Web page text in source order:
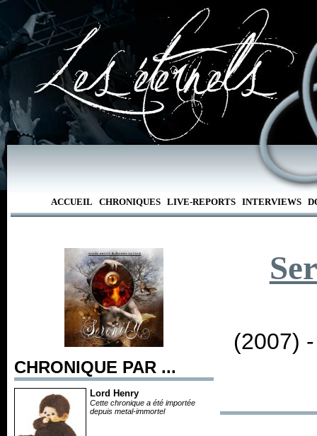
ACCUEIL CHRONIQUES LIVE-REPORTS INTERVIEWS
CHRONIQUE PAR ...
Lord Henry
Cette chronique a été importée
depuis metal-immortel
(2007)